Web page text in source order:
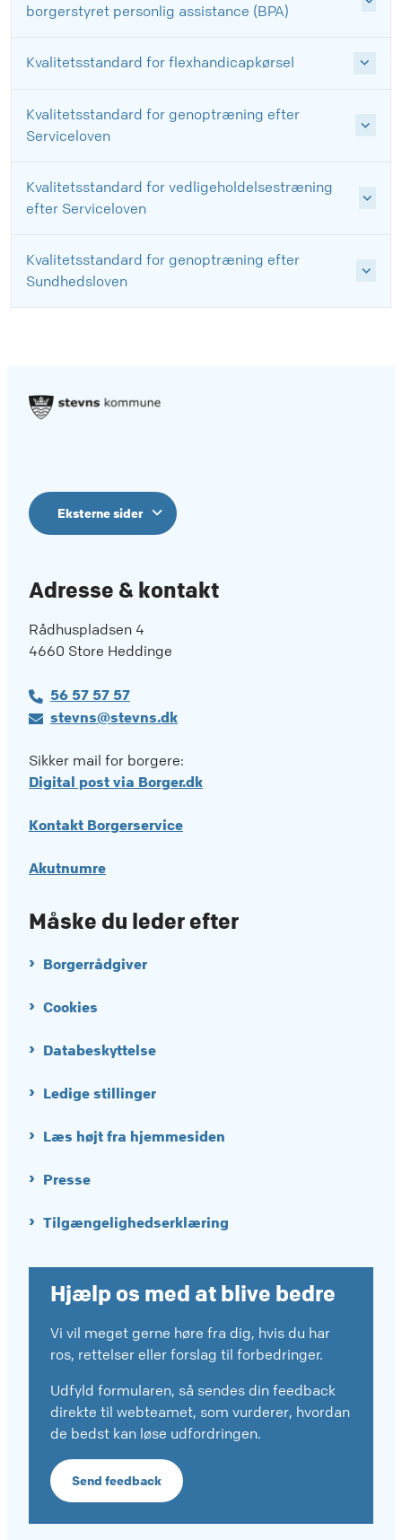
borgerstyret personlig assistance (BPA)
Kvalitetsstandard for flexhandicapkørsel
Kvalitetsstandard for genoptræning efter
Serviceloven
Kvalitetsstandard for vedligeholdelsestræning
efter Serviceloven
Kvalitetsstandard for genoptræning efter
Sundhedsloven
Eksterne sider
Adresse & kontakt
Rådhuspladsen 4
4660 Store Heddinge
56 57 57 57
stevns@stevns.dk
Sikker mail for borgere:
Digital post via Borger.dk
Kontakt Borgerservice
Akutnumre
Måske du leder efter
Borgerrådgiver
Cookies
Databeskyttelse
Ledige stillinger
Læs højt fra hjemmesiden
Presse
Tilgængelighedserklæring
Hjælp os med at blive bedre
Vi vil meget gerne høre fra dig, hvis du har
ros, rettelser eller forslag til forbedringer.
Udfyld formularen, så sendes din feedback
direkte til webteamet, som vurderer, hvordan
de bedst kan løse udfordringen.
Send feedback